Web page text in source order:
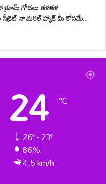
గోడలు తళతళ
నాచురల్ హ్యాక్ మీ కోసమే..
24 ℃
26º - 23º
86%
4.5 km/h